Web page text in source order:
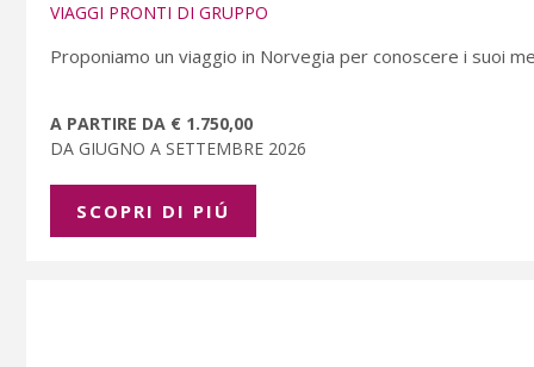
VIAGGI PRONTI DI GRUPPO
Proponiamo un viaggio in Norvegia per conoscere i suoi
A PARTIRE DA € 1.750,00
DA GIUGNO A SETTEMBRE 2026
SCOPRI DI PIÚ